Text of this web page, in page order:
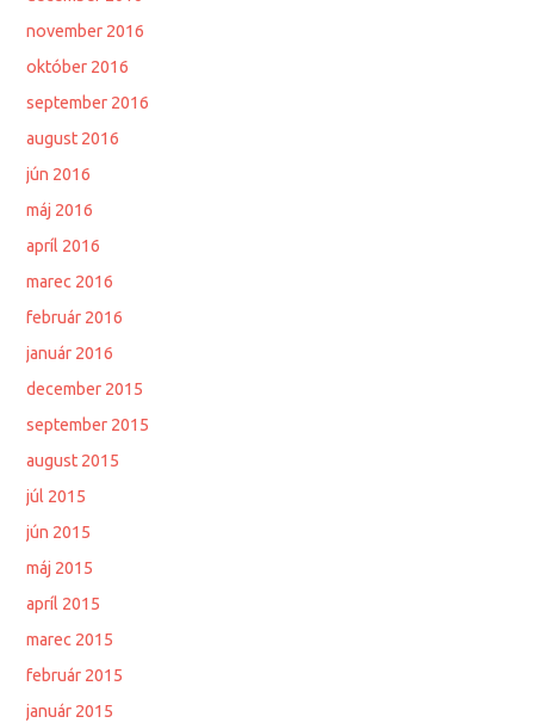
november 2016
október 2016
september 2016
august 2016
jún 2016
máj 2016
apríl 2016
marec 2016
február 2016
január 2016
december 2015
september 2015
august 2015
júl 2015
jún 2015
máj 2015
apríl 2015
marec 2015
február 2015
január 2015